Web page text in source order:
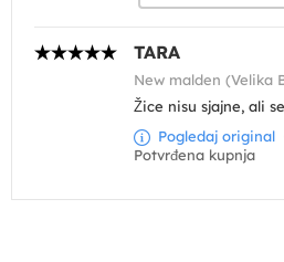
TARA
New malden (Velika
Žice nisu sjajne, ali
Pogledaj original
Potvrđena kupnja